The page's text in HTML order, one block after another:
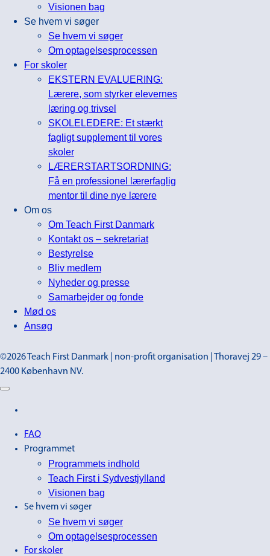
Visionen bag
Se hvem vi søger
Se hvem vi søger
Om optagelsesprocessen
For skoler
EKSTERN EVALUERING:
Lærere, som styrker elevernes
læring og trivsel
SKOLELEDERE: Et stærkt
fagligt supplement til vores
skoler
LÆRERSTARTSORDNING:
Få en professionel lærerfaglig
mentor til dine nye lærere
Om os
Om Teach First Danmark
Kontakt os – sekretariat
Bestyrelse
Bliv medlem
Nyheder og presse
Samarbejder og fonde
Mød os
Ansøg
©2026 Teach First Danmark | non-profit organisation | Thoravej 29 –
2400 København NV.
FAQ
Programmet
Programmets indhold
Teach First i Sydvestjylland
Visionen bag
Se hvem vi søger
Se hvem vi søger
Om optagelsesprocessen
For skoler